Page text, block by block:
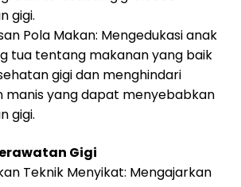
gigi.
Pola Makan: Mengedukasi anak
tua tentang makanan yang baik
gigi dan menghindari
manis yang dapat menyebabkan
gigi.
Gigi
Teknik Menyikat: Mengajarkan